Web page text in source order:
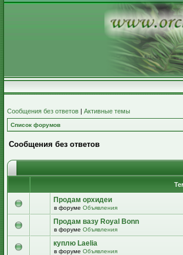
Сообщения без ответов | Активные темы
Список форумов
Сообщения без ответов
Продам орхидеи
в форуме Объявления
Продам вазу Royal Bonn
в форуме Объявления
куплю Laelia
в форуме Объявления